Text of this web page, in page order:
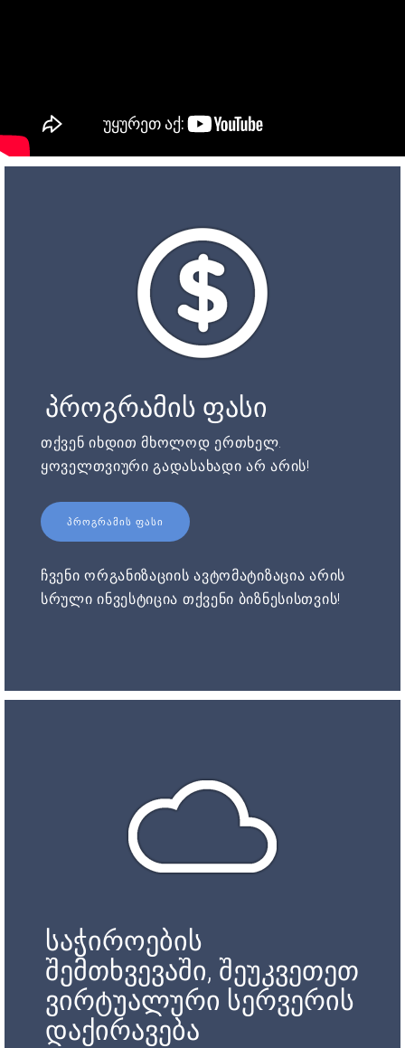
პროგრამის ფასი
თქვენ იხდით მხოლოდ ერთხელ.
ყოველთვიური გადასახადი არ არის!
ᲞᲠᲝᲒᲠᲐᲛᲘᲡ ᲤᲐᲡᲘ
ჩვენი ორგანიზაციის ავტომატიზაცია არის
სრული ინვესტიცია თქვენი ბიზნესისთვის!
საჭიროების
შემთხვევაში, შეუკვეთეთ
ვირტუალური სერვერის
დაქირავება